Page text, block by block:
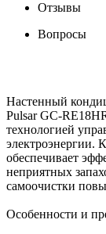
Отзывы
Вопросы
Настенный
Pulsar GC-
технологией
электроэнергии.
обеспечивает
неприятных
самоочистки
Особенности и